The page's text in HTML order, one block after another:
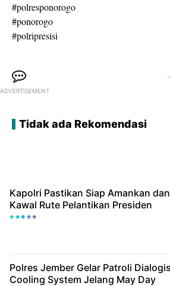
#polresponorogo
#ponorogo
#polripresisi
ADVERTISEMENT
Tidak ada Rekomendasi
Kapolri Pastikan Siap Amankan dan
Kawal Rute Pelantikan Presiden
Polres Jember Gelar Patroli Dialogis
Cooling System Jelang May Day